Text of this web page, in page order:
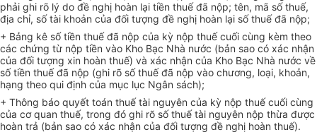
phải ghi rõ lý do đề nghị hoàn lại tiền thuế đã nộp; tên, mã số thuế,
địa chỉ, số tài khoản của đối tượng đề nghị hoàn lại số thuế đã nộp;
+ Bảng kê số tiền thuế đã nộp của kỳ nộp thuế cuối cùng kèm theo
các chứng từ nộp tiền vào Kho Bạc Nhà nước (bản sao có xác nhận
của đối tượng xin hoàn thuế) và xác nhận của Kho Bạc Nhà nước về
số tiền thuế đã nộp (ghi rõ số thuế đã nộp vào chương, loại, khoản,
hạng theo qui định của mục lục Ngân sách);
+ Thông báo quyết toán thuế tài nguyên của kỳ nộp thuế cuối cùng
của cơ quan thuế, trong đó ghi rõ số thuế tài nguyên nộp thừa được
hoàn trả (bản sao có xác nhận của đối tượng đề nghị hoàn thuế).